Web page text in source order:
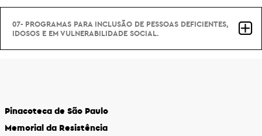
07- PROGRAMAS PARA INCLUSÃO DE PESSOAS DEFICIENTES,
IDOSOS E EM VULNERABILIDADE SOCIAL.
Pinacoteca de São Paulo
Memorial da Resistência